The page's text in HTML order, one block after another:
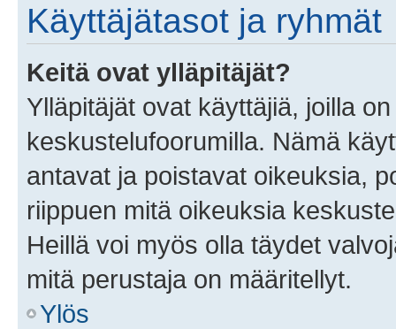
Käyttäjätasot ja ryhmät
Keitä ovat ylläpitäjät?
Ylläpitäjät ovat käyttäjiä, joilla
keskustelufoorumilla. Nämä
antavat ja poistavat oikeuksia,
riippuen mitä oikeuksia
Heillä voi myös olla täydet
mitä perustaja on määritellyt.
Ylös